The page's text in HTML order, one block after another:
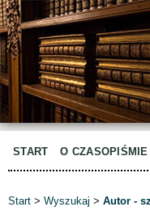
START O CZASOPIŚMIE
Start > Wyszukaj > Autor -